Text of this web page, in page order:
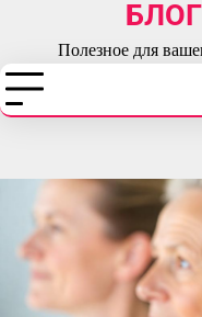
содержимому
Полезное для